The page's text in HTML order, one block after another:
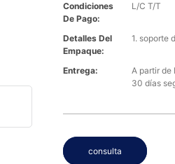
Condiciones
De Pago:
L/C T/T
Detalles Del
Empaque:
1. soporte
Entrega:
A partir de
30 días
consulta